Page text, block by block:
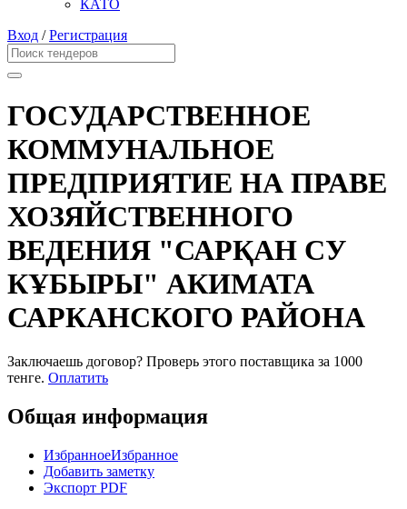
КАТО
Вход /Регистрация
ГОСУДАРСТВЕННОЕ
КОММУНАЛЬНОЕ
ПРЕДПРИЯТИЕ НА ПРАВЕ
ХОЗЯЙСТВЕННОГО
ВЕДЕНИЯ "САРҚАН СУ
КҰБЫРЫ" АКИМАТА
САРКАНСКОГО РАЙОНА
Заключаешь договор? Проверь этого поставщика за 1000
тенге. Оплатить
Общая информация
ИзбранноеИзбранное
Добавить заметку
Экспорт PDF